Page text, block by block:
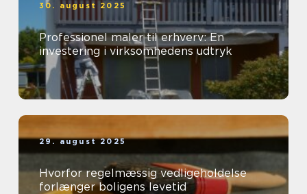
30. august 2025
Professionel maler til erhverv: En
investering i virksomhedens udtryk
29. august 2025
Hvorfor regelmæssig vedligeholdelse
forlænger boligens levetid